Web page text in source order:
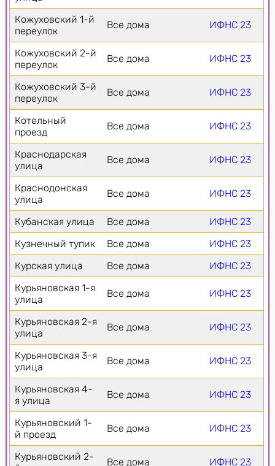
Кожуховский 1-й
переулок
Все дома ИФНС 23
Кожуховский 2-й
переулок
Все дома ИФНС 23
Кожуховский 3-й
переулок
Все дома ИФНС 23
Котельный
проезд
Все дома ИФНС 23
Краснодарская
улица
Все дома ИФНС 23
Краснодонская
улица
Все дома ИФНС 23
Кубанская улица Все дома
ИФНС 23
Кузнечный тупик
Все дома
ИФНС 23
Курская улица
Все дома
ИФНС 23
Курьяновская 1-я
улица
Все дома ИФНС 23
Курьяновская 2-я
улица
Все дома ИФНС 23
Курьяновская 3-я
улица
Все дома ИФНС 23
Курьяновская 4-
я улица
Все дома ИФНС 23
Курьяновский 1-
й проезд
Все дома ИФНС 23
Курьяновский 2-
Все дома ИФНС 23